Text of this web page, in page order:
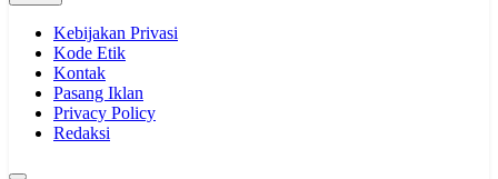
Kebijakan Privasi
Kode Etik
Kontak
Pasang Iklan
Privacy Policy
Redaksi